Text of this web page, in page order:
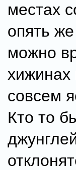
местах
опять
можно
хижинах
совсем
Кто то